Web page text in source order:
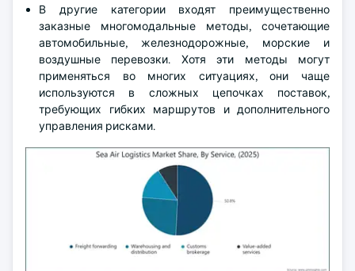
В другие категории входят преимущественно
заказные многомодальные методы, сочетающие
автомобильные, железнодорожные, морские и
воздушные перевозки. Хотя эти методы могут
применяться во многих ситуациях, они чаще
используются в сложных цепочках поставок,
требующих гибких маршрутов и дополнительного
управления рисками.